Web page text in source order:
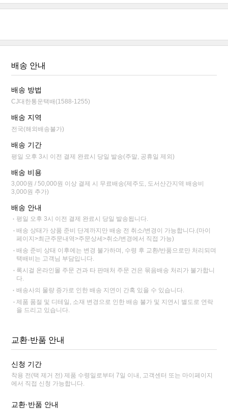
배송 안내
배송 방법
CJ대한통운택배(1588-1255)
배송 지역
전국(해외배송불가)
배송 기간
평일 오후 3시 이전 결제 완료시 당일 발송(주말, 공휴일 제외)
배송 비용
3,000원 / 50,000원 이상 결제 시 무료배송(제주도, 도서산간지역 배송비
3,000원 추가)
배송 안내
평일 오후 3시 이전 결제 완료시 당일 발송됩니다.
배송 상태가 상품 준비 단계까지만 배송 전 취소/변경이 가능합니다.(마이
페이지>최근주문내역>주문상세>취소/변경에서 직접 가능)
배송 준비 상태 이후에는 변경 불가하며, 수령 후 교환/반품으로만 처리되며
택배비는 고객님 부담입니다.
록시걸 온라인몰 주문 건과 타 판매처 주문 건은 묶음배송 처리가 불가합니
다.
배송사의 물량 증가로 인한 배송 지연이 간혹 있을 수 있습니다.
제품 품절 및 디테일, 소재 변경으로 인한 배송 불가 및 지연시 별도로 연락
을 드리고 있습니다.
교환·반품 안내
신청 기간
착용 전(택 제거 전) 제품 수령일로부터 7일 이내, 고객센터 또는 마이페이지
에서 직접 신청 가능합니다.
교환·반품 안내